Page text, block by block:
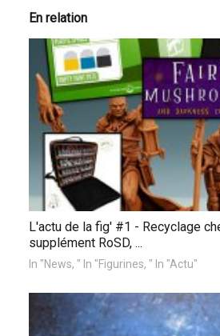
En relation
L'actu de la fig' #1 - Recyclage
supplément RoSD, ...
In "News, " In "Figurines, " In "Actu"